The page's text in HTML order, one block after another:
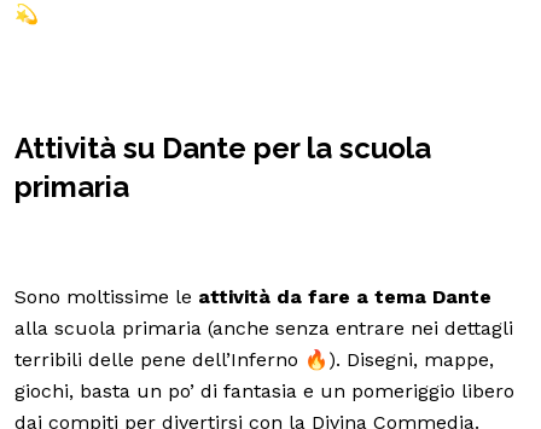
💫
Attività su Dante per la scuola
primaria
Sono moltissime le attività da fare a tema Dante
alla scuola primaria (anche senza entrare nei dettagli
terribili delle pene dell’Inferno 🔥). Disegni, mappe,
giochi, basta un po’ di fantasia e un pomeriggio libero
dai compiti per divertirsi con la Divina Commedia.